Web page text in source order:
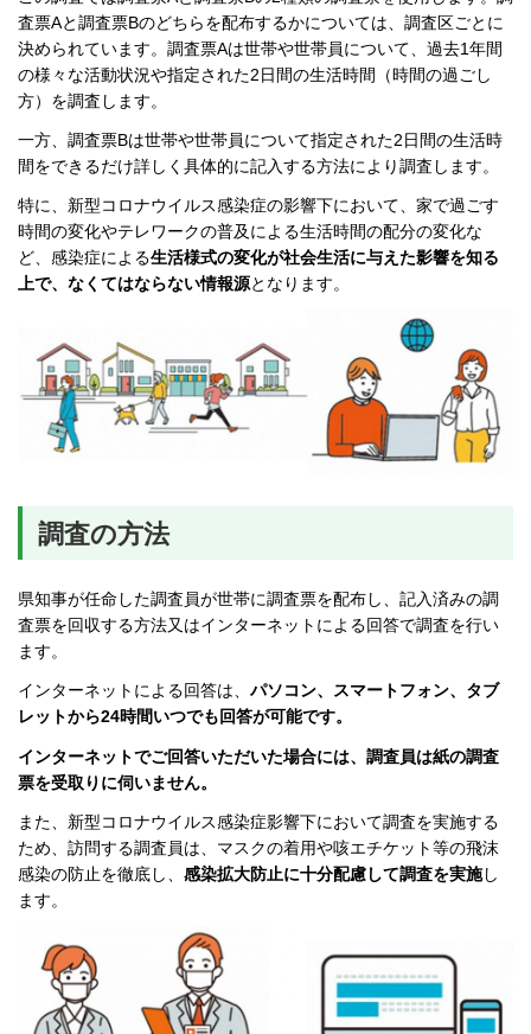
査票Aと調査票Bのどちらを配布するかについては、調査区ごとに
決められています。調査票Aは世帯や世帯員について、過去1年間
の様々な活動状況や指定された2日間の生活時間（時間の過ごし
方）を調査します。
一方、調査票Bは世帯や世帯員について指定された2日間の生活時
間をできるだけ詳しく具体的に記入する方法により調査します。
特に、新型コロナウイルス感染症の影響下において、家で過ごす
時間の変化やテレワークの普及による生活時間の配分の変化な
ど、感染症による生活様式の変化が社会生活に与えた影響を知る
上で、なくてはならない情報源となります。
調査の方法
県知事が任命した調査員が世帯に調査票を配布し、記入済みの調
査票を回収する方法又はインターネットによる回答で調査を行い
ます。
インターネットによる回答は、 パソコン、スマートフォン、タブ
レットから24時間いつでも回答が可能です。
インターネットでご回答いただいた場合には、調査員は紙の調査
票を受取りに伺いません。
また、新型コロナウイルス感染症影響下において調査を実施する
ため、訪問する調査員は、マスクの着用や咳エチケット等の飛沫
感染の防止を徹底し、 感染拡大防止に十分配慮して調査を実施し
ます。